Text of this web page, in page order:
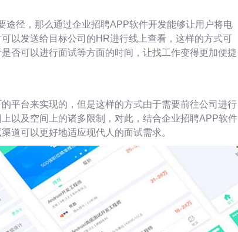
途径，那么通过企业招聘APP软件开发能够让用户将电
以发送给目标公司的HR进行线上查看，这样的方式可
否可以进行面试等方面的时间，让找工作变得更加便捷
平台来实现的，但是这样的方式由于需要前往公司进行
以及空间上的诸多限制，对此，结合企业招聘APP软件
道可以更好地适应现代人的面试需求。